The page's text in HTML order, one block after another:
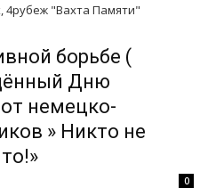
4рубеж "Вахта Памяти"
борьбе (
Дню
немецко-
» Никто не
0